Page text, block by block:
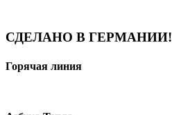
СДЕЛАНО В ГЕРМАНИИ!
Горячая линия